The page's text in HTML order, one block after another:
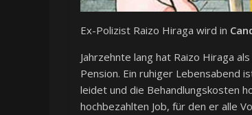
Ex-Polizist Raizo Hiraga wird in
Jahrzehnte lang hat Raizo Hiraga
Pension. Ein ruhiger Lebensabend
leidet und die Behandlungskosten
hochbezahlten Job, für den er alle